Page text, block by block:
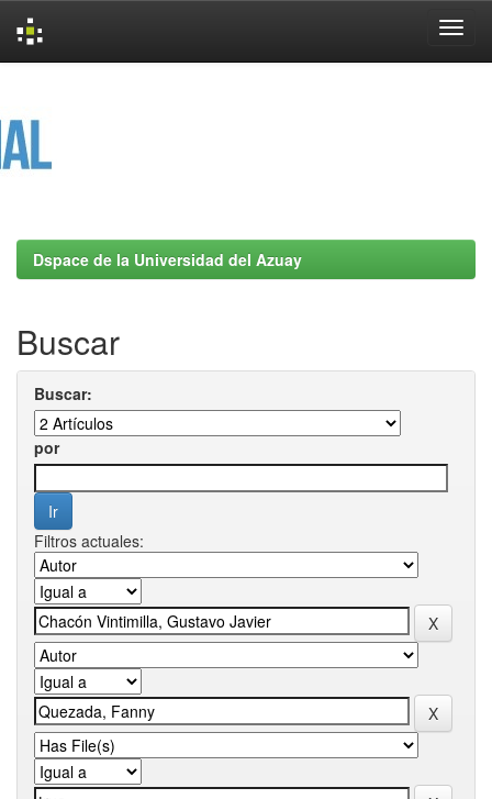
Dspace de la Universidad del Azuay
Buscar
Buscar:
por
Filtros actuales: